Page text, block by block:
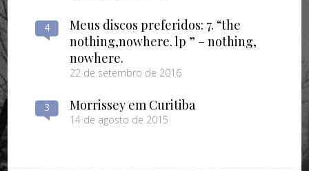
4
Meus discos preferidos: 7. “the
nothing​,​nowhere. lp ” – nothing​,​
nowhere.
22 de setembro de 2016
3 Morrissey em Curitiba
14 de agosto de 2015